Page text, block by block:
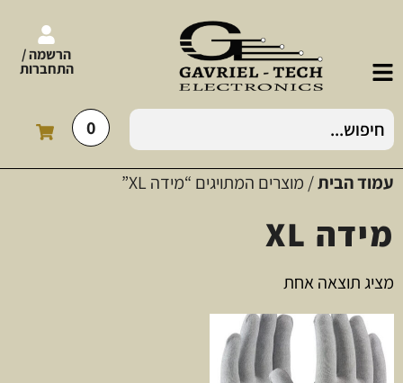
הרשמה /
התחברות
0
עמוד הבית/ מוצרים המתויגים “מידה XL”
מידה XL
מציג תוצאה אחת